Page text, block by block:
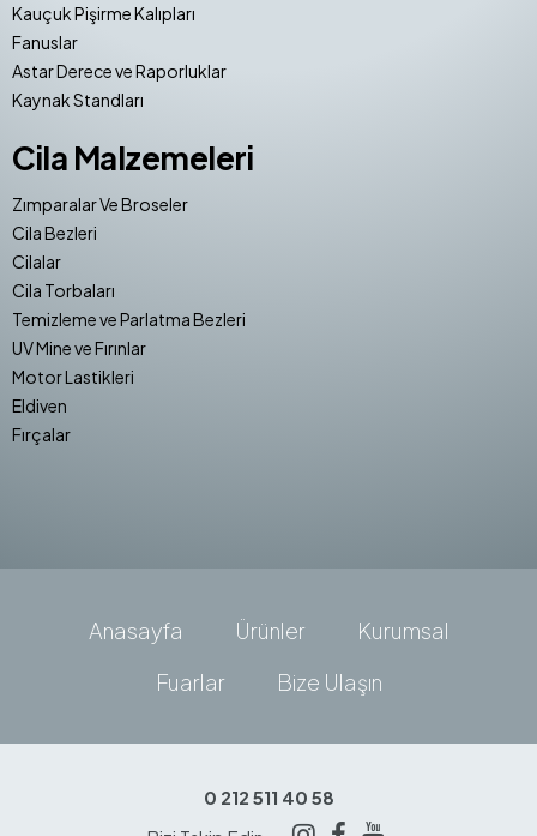
Kauçuk Pişirme Kalıpları
Fanuslar
Astar Derece ve Raporluklar
Kaynak Standları
Cila Malzemeleri
Zımparalar Ve Broseler
Cila Bezleri
Cilalar
Cila Torbaları
Temizleme ve Parlatma Bezleri
UV Mine ve Fırınlar
Motor Lastikleri
Eldiven
Fırçalar
Anasayfa Ürünler
Kurumsal
Fuarlar
Bize Ulaşın
0 212 511 40 58